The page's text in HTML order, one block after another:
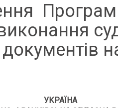
УКРАЇНА